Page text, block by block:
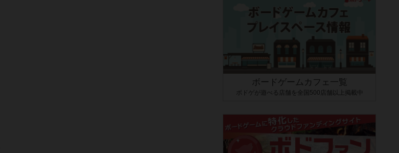
ボードゲームカフェ一覧
ボドゲが遊べる店舗を全国500店舗以上掲載中